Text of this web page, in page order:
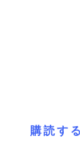
購読する